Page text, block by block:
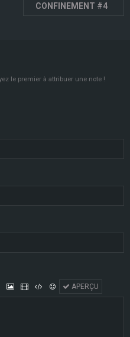
CONFINEMENT #4
le premier à attribuer une note !
APERÇU